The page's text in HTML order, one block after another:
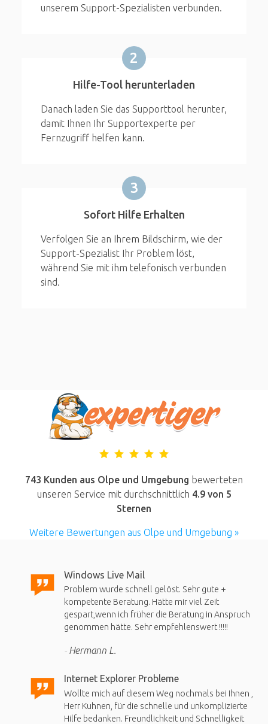
unserem Support-Spezialisten verbunden.
2
Hilfe-Tool herunterladen
Danach laden Sie das Supporttool herunter,
damit Ihnen Ihr Supportexperte per
Fernzugriff helfen kann.
3
Sofort Hilfe Erhalten
Verfolgen Sie an Ihrem Bildschirm, wie der
Support-Spezialist Ihr Problem löst,
während Sie mit ihm telefonisch verbunden
sind.
743 Kunden aus Olpe und Umgebung bewerteten
unseren Service mit durchschnittlich 4.9von 5
Sternen
Weitere Bewertungen aus Olpe und Umgebung »
Windows Live Mail
Problem wurde schnell gelöst. Sehr gute +
kompetente Beratung. Hätte mir viel Zeit
gespart,wenn ich früher die Beratung in Anspruch
genommen hätte. Sehr empfehlenswert !!!!!
Hermann L.
Internet Explorer Probleme
Wollte mich auf diesem Weg nochmals bei Ihnen ,
Herr Kuhnen, für die schnelle und unkomplizierte
Hilfe bedanken. Freundlichkeit und Schnelligkeit